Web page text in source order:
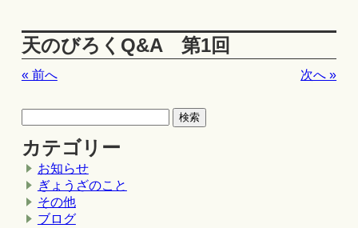
天のびろくQ&A 第1回
« 前へ 次へ »
カテゴリー
お知らせ
ぎょうざのこと
その他
ブログ